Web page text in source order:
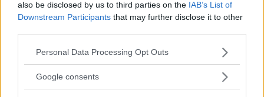
also be disclosed by us to third parties on the IAB’s List of
Downstream Participants that may further disclose it to other
Please note that this website/app uses one or more Google
not limited to your visit or usage behaviour. You may click to
Personal Data Processing Opt Outs
Google consents
även om ingen polisbil dykt upp.
blev så högt är mannens ekonomiska förhållanden.